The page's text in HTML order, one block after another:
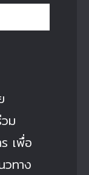
ม
เพื่อ
วทาง